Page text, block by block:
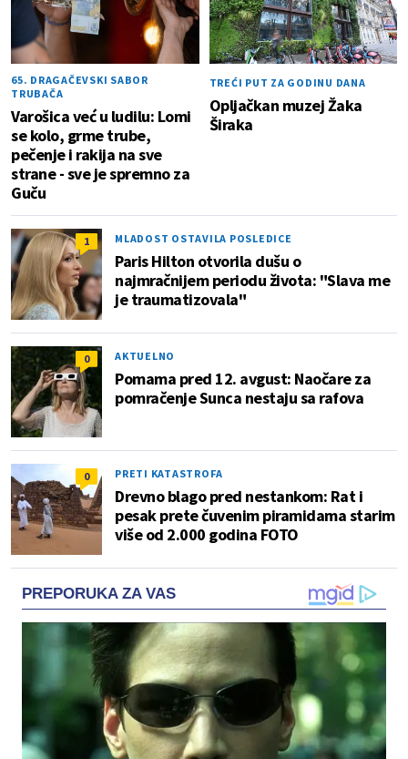
65. DRAGAČEVSKI SABOR
TRUBAČA
Varošica već u ludilu: Lomi
se kolo, grme trube,
pečenje i rakija na sve
strane - sve je spremno za
Guču
TREĆI PUT ZA GODINU DANA
Opljačkan muzej Žaka
Širaka
1 MLADOST OSTAVILA POSLEDICE
Paris Hilton otvorila dušu o
najmračnijem periodu života: "Slava me
je traumatizovala"
0 AKTUELNO
Pomama pred 12. avgust: Naočare za
pomračenje Sunca nestaju sa rafova
0 PRETI KATASTROFA
Drevno blago pred nestankom: Rat i
pesak prete čuvenim piramidama starim
više od 2.000 godina FOTO
PREPORUKA ZA VAS